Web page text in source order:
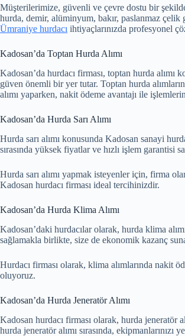
Müşterilerimize, güvenli ve çevre dostu bir
hurda, demir, alüminyum, bakır, paslanmaz çelik
Ümraniye hurdacı ihtiyaçlarınızda profesyonel
Kadosan’da Toptan Hurda Alımı
Kadosan’da hurdacı firması, toptan hurda
güven önemli bir yer tutar. Toptan hurda
alımı yaparken, nakit ödeme avantajı ile
Kadosan’da Hurda Sarı Alımı
Hurda sarı alımı konusunda Kadosan sanayi
sırasında yüksek fiyatlar ve hızlı işlem garantisi
Hurda sarı alımı yapmak isteyenler için, firma
Kadosan hurdacı firması ideal tercihinizdir.
Kadosan’da Hurda Klima Alımı
Kadosan’daki hurdacılar olarak, hurda klima
sağlamakla birlikte, size de ekonomik kazanç
Hurdacı firması olarak, klima alımlarında nakit
oluyoruz.
Kadosan’da Hurda Jeneratör Alımı
Kadosan hurdacı firması olarak, hurda jeneratör
hurda jeneratör alımı sırasında,